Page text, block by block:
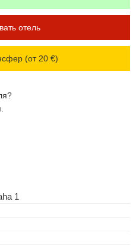
отель
(от 20 €)
1